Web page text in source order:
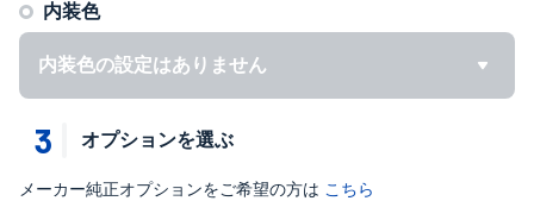
内装色
内装色の設定はありません
3 オプションを選ぶ
メーカー純正オプションをご希望の方は こちら